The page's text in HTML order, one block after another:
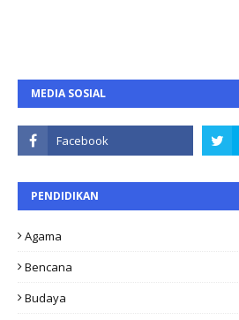
MEDIA SOSIAL
PENDIDIKAN
Agama
Bencana
Budaya